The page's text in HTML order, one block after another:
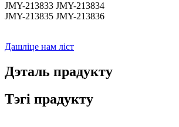
JMY-213833 JMY-213834
JMY-213835 JMY-213836
Дашліце нам ліст
Дэталь прадукту
Тэгі прадукту